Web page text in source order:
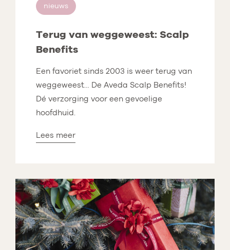
nieuws
Terug van weggeweest: Scalp
Benefits
Een favoriet sinds 2003 is weer terug van
weggeweest… De Aveda Scalp Benefits!
Dé verzorging voor een gevoelige
hoofdhuid.
Lees meer